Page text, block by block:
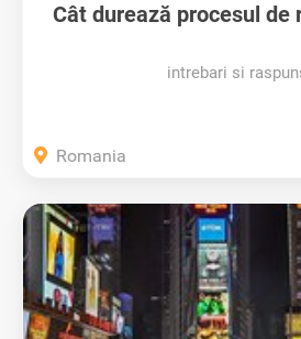
Cât durează procesul de
intrebari si
Romania